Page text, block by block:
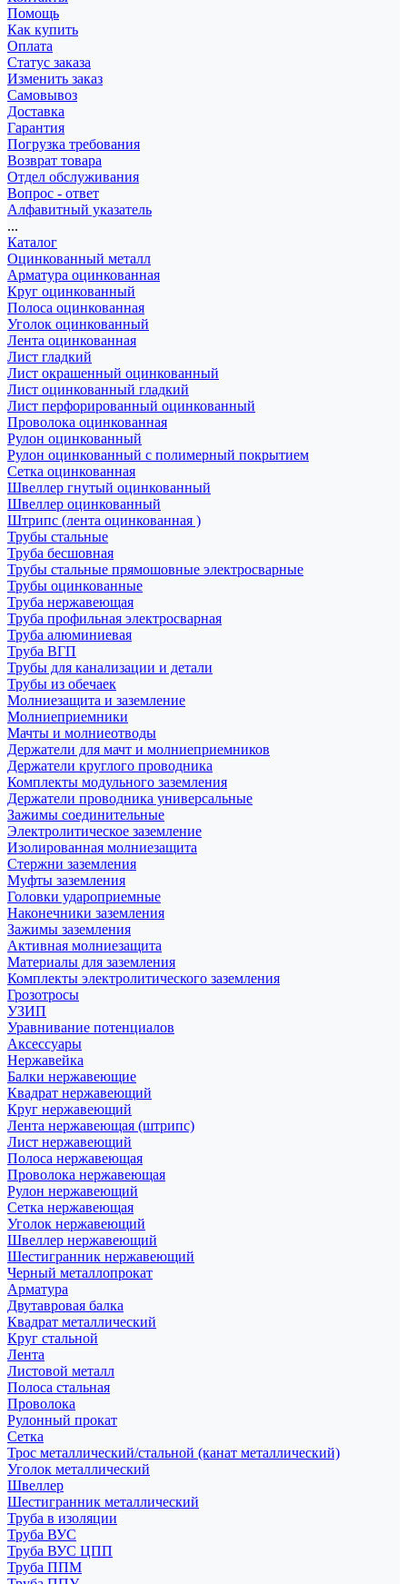
Помощь
Как купить
Оплата
Статус заказа
Изменить заказ
Самовывоз
Доставка
Гарантия
Погрузка требования
Возврат товара
Отдел обслуживания
Вопрос - ответ
Алфавитный указатель
...
Каталог
Оцинкованный металл
Арматура оцинкованная
Круг оцинкованный
Полоса оцинкованная
Уголок оцинкованный
Лента оцинкованная
Лист гладкий
Лист окрашенный оцинкованный
Лист оцинкованный гладкий
Лист перфорированный оцинкованный
Проволока оцинкованная
Рулон оцинкованный
Рулон оцинкованный с полимерный покрытием
Сетка оцинкованная
Швеллер гнутый оцинкованный
Швеллер оцинкованный
Штрипс (лента оцинкованная )
Трубы стальные
Труба бесшовная
Трубы стальные прямошовные электросварные
Трубы оцинкованные
Труба нержавеющая
Труба профильная электросварная
Труба алюминиевая
Труба ВГП
Трубы для канализации и детали
Трубы из обечаек
Молниезащита и заземление
Молниеприемники
Мачты и молниеотводы
Держатели для мачт и молниеприемников
Держатели круглого проводника
Комплекты модульного заземления
Держатели проводника универсальные
Зажимы соединительные
Электролитическое заземление
Изолированная молниезащита
Стержни заземления
Муфты заземления
Головки удароприемные
Наконечники заземления
Зажимы заземления
Активная молниезащита
Материалы для заземления
Комплекты электролитического заземления
Грозотросы
УЗИП
Уравнивание потенциалов
Аксессуары
Нержавейка
Балки нержавеющие
Квадрат нержавеющий
Круг нержавеющий
Лента нержавеющая (штрипс)
Лист нержавеющий
Полоса нержавеющая
Проволока нержавеющая
Рулон нержавеющий
Сетка нержавеющая
Уголок нержавеющий
Швеллер нержавеющий
Шестигранник нержавеющий
Черный металлопрокат
Арматура
Двутавровая балка
Квадрат металлический
Круг стальной
Лента
Листовой металл
Полоса стальная
Проволока
Рулонный прокат
Сетка
Трос металлический/стальной (канат металлический)
Уголок металлический
Швеллер
Шестигранник металлический
Труба в изоляции
Труба ВУС
Труба ВУС ЦПП
Труба ППМ